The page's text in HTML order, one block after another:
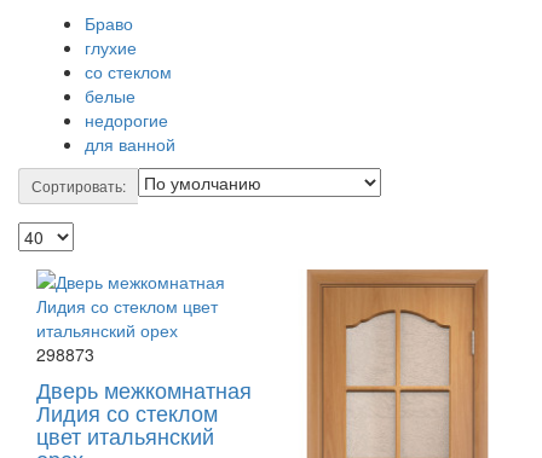
Браво
глухие
со стеклом
белые
недорогие
для ванной
Сортировать:
298873
Дверь межкомнатная
Лидия со стеклом
цвет итальянский